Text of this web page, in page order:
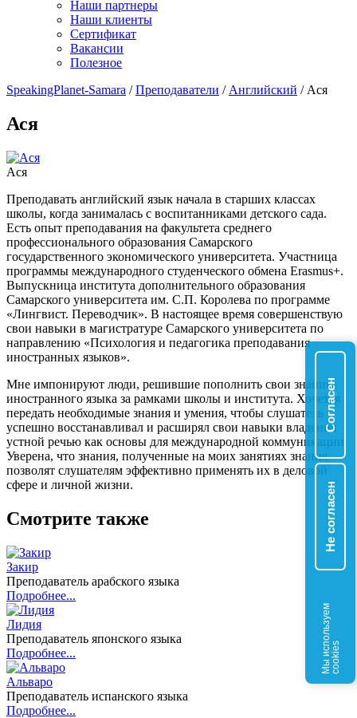
М
ы
и
сп
о
л
ь
з
у
е
м
c
o
o
k
i
es
Не согласен
Согласен
Наши партнеры
Наши клиенты
Сертификат
Вакансии
Полезное
SpeakingPlanet-Samara /Преподаватели / Английский / Ася
Ася
Ася
Преподавать английский язык начала в старших классах
школы, когда занималась с воспитанниками детского сада.
Есть опыт преподавания на факультета среднего
профессионального образования Самарского
государственного экономического университета. Участница
программы международного студенческого обмена Erasmus+.
Выпускница института дополнительного образования
Самарского университета им. С.П. Королева по программе
«Лингвист. Переводчик». В настоящее время совершенствую
свои навыки в магистратуре Самарского университета по
направлению «Психология и педагогика преподавания
иностранных языков».
Мне импонируют люди, решившие пополнить свои знания
иностранного языка за рамками школы и института. Хочется
передать необходимые знания и умения, чтобы слушатель
успешно восстанавливал и расширял свои навыки владения
устной речью как основы для международной коммуникации.
Уверена, что знания, полученные на моих занятиях знания
позволят слушателям эффективно применять их в деловой
сфере и личной жизни.
Смотрите также
Закир
Преподаватель арабского языка
Подробнее...
Лидия
Преподаватель японского языка
Подробнее...
Альваро
Преподаватель испанского языка
Подробнее...